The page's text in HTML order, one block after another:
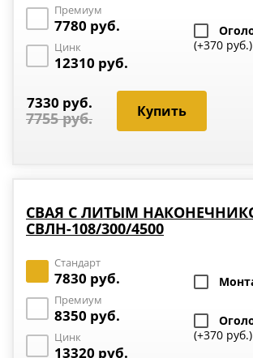
Премиум
7780 руб.
Цинк
12310 руб.
(+370 руб.)
7330 руб.
7755 руб.
СВАЯ С ЛИТЫМ
СВЛН-108/300/4500
Стандарт
7830 руб.
Премиум
8350 руб.
Цинк
13320 руб.
(+370 руб.)